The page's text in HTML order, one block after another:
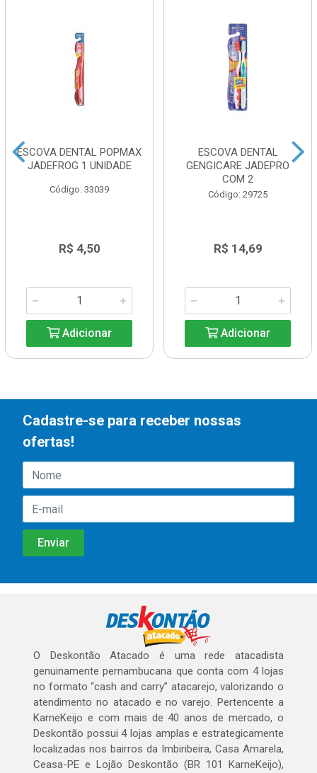
ESCOVA DENTAL POPMAX
JADEFROG 1 UNIDADE
Código: 33039
R$ 4,50
Adicionar
ESCOVA DENTAL
GENGICARE JADEPRO
COM 2
Código: 29725
R$ 14,69
Adicionar
Cadastre-se para receber nossas
ofertas!
O Deskontão Atacado é uma rede atacadista
genuinamente pernambucana que conta com 4 lojas
no formato “cash and carry” atacarejo, valorizando o
atendimento no atacado e no varejo. Pertencente a
KarneKeijo e com mais de 40 anos de mercado, o
Deskontão possui 4 lojas amplas e estrategicamente
localizadas nos bairros da Imbiribeira, Casa Amarela,
Ceasa-PE e Lojão Deskontão (BR 101 KarneKeijo),